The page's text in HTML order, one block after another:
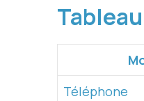
Téléphone